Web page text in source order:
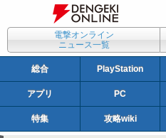
電撃オンライン
ニュース一覧
総合 PlayStation
アプリ PC
特集 攻略wiki